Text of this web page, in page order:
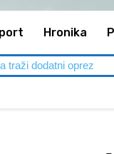
Hronika
Isplate iz